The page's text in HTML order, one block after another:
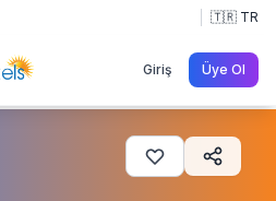
🇹🇷 TR
Giriş Üye Ol